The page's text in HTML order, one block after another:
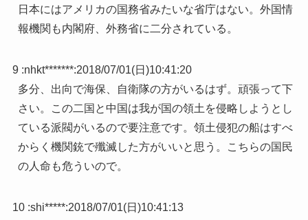
日本にはアメリカの国務省みたいな省庁はない。外国情
報機関も内閣府、外務省に二分されている。
9 :nhkt*******:2018/07/01(日)10:41:20
多分、出向で海保、自衛隊の方がいるはず。頑張って下
さい。この二国と中国は我が国の領土を侵略しようとし
ている派閥がいるので要注意です。領土侵犯の船はすべ
からく機関銃で殲滅した方がいいと思う。こちらの国民
の人命も危ういので。
10 :shi*****:2018/07/01(日)10:41:13